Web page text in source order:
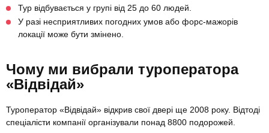
Тур відбувається у групі від 25 до 60 людей.
У разі несприятливих погодних умов або форс-мажорів
локації може бути змінено.
Чому ми вибрали туроператора
«Відвідай»
Туроператор «Відвідай» відкрив свої двері ще 2008 року. Відтоді
спеціалісти компанії організували понад 8800 подорожей.